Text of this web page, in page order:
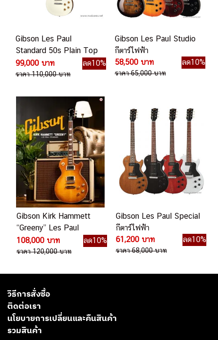
Gibson Les Paul
Standard 50s Plain Top
กีตาร์ไฟฟ้า
99,000 บาท ลด10%
ราคา 110,000 บาท
Gibson Les Paul Studio
กีตาร์ไฟฟ้า
58,500 บาท
ลด10%
ราคา 65,000 บาท
Gibson Kirk Hammett
“Greeny” Les Paul
Standard กีตาร์ไฟฟ้า
108,000 บาท ลด10%
ราคา 120,000 บาท
Gibson Les Paul Special
กีตาร์ไฟฟ้า
61,200 บาท
ลด10%
ราคา 68,000 บาท
วิธีการสั่งซื้อ
ติดต่อเรา
นโยบายการเปลี่ยนและคืนสินค้า
รวมสินค้า